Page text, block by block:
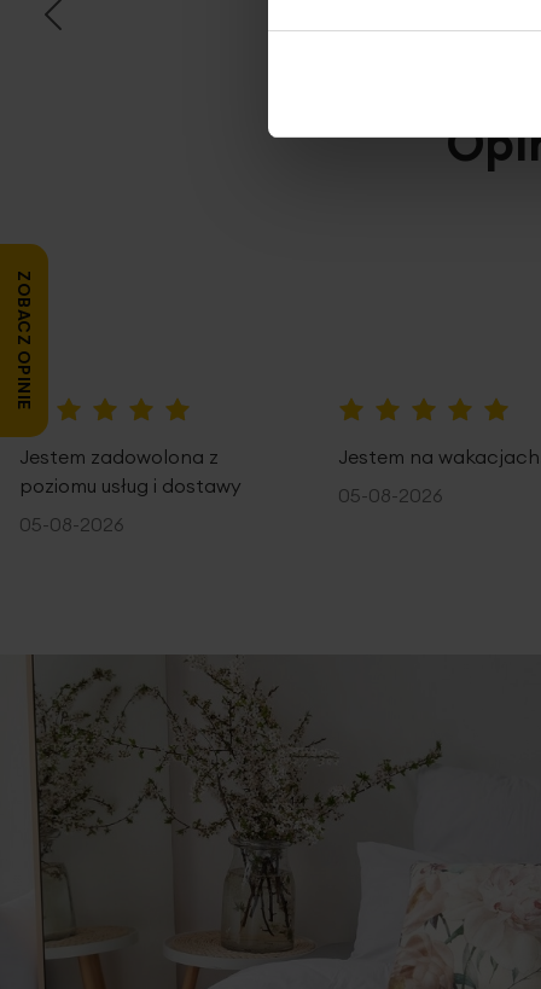
100%
Jestem zadowolona z
poziomu usług i dostawy
05-08-2026
Jestem na
05-08-2026
ZOBACZ OPINIE